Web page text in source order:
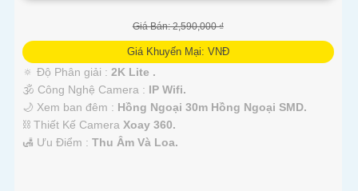
Giá Bán: 2,590,000 ₫
Giá Khuyến Mại: VNĐ
🔅 Độ Phân giải : 2K Lite .
🕉️ Công Nghệ Camera : IP Wifi.
🌙 Xem ban đêm : Hồng Ngoại 30m Hồng Ngoại SMD.
⛓ Thiết Kế Camera Xoay 360.
️🛃 Ưu Điểm : Thu Âm Và Loa.